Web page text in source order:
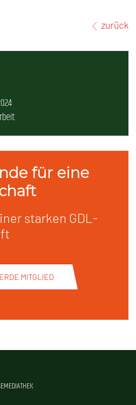
zurück
für eine
starken GDL-
MITGLIED
MEDIATHEK